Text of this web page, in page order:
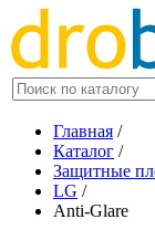
Главная /
Каталог /
Защитные
LG /
Anti-Glare